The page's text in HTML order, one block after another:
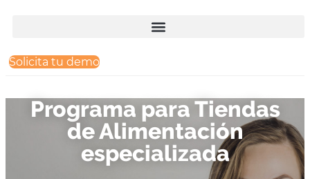
Solicita tu demo
Programa para Tiendas
de Alimentación
especializada